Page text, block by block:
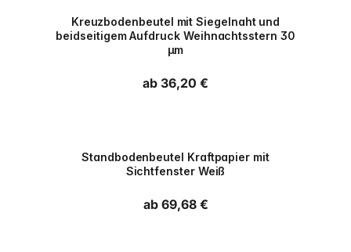
Kreuzbodenbeutel mit Siegelnaht und
beidseitigem Aufdruck Weihnachtsstern 30
µm
Normaler Preis
ab 36,20 €
Standbodenbeutel Kraftpapier mit
Sichtfenster Weiß
Normaler Preis
ab 69,68 €